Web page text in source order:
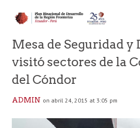
Mesa de Seguridad y
visitó sectores de la
del Cóndor
ADMIN on abril 24, 2015 at 3:05 pm